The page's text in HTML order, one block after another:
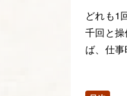
どれも1
千回と
ば、仕